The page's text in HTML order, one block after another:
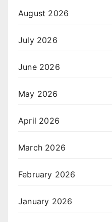
August 2026
July 2026
June 2026
May 2026
April 2026
March 2026
February 2026
January 2026